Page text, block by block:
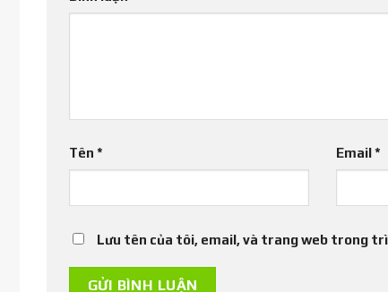
Tên * Email*
Lưu tên của tôi, email, và trang web trong